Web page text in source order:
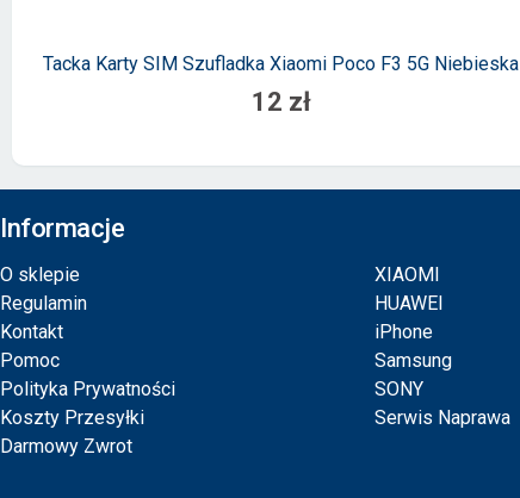
Tacka Karty SIM Szufladka Xiaomi Poco F3 5G Niebieska
12 zł
Informacje
O sklepie
Regulamin
Kontakt
Pomoc
Polityka Prywatności
Koszty Przesyłki
Darmowy Zwrot
XIAOMI
HUAWEI
iPhone
Samsung
SONY
Serwis Naprawa